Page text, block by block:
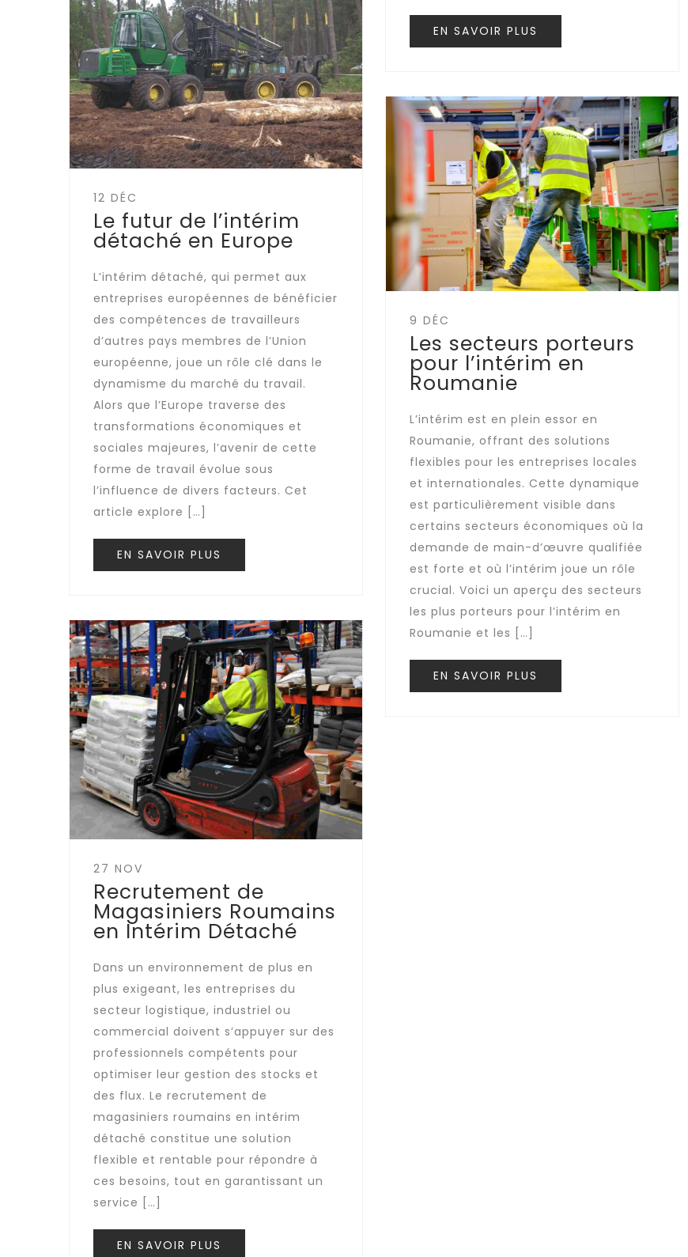
EN SAVOIR PLUS
12 DÉC
Le futur de l’intérim
détaché en Europe
L’intérim détaché, qui permet aux
entreprises européennes de bénéficier
des compétences de travailleurs
d’autres pays membres de l’Union
européenne, joue un rôle clé dans le
dynamisme du marché du travail.
Alors que l’Europe traverse des
transformations économiques et
sociales majeures, l’avenir de cette
forme de travail évolue sous
l’influence de divers facteurs. Cet
article explore […]
EN SAVOIR PLUS
9 DÉC
Les secteurs porteurs
pour l’intérim en
Roumanie
L’intérim est en plein essor en
Roumanie, offrant des solutions
flexibles pour les entreprises locales
et internationales. Cette dynamique
est particulièrement visible dans
certains secteurs économiques où la
demande de main-d’œuvre qualifiée
est forte et où l’intérim joue un rôle
crucial. Voici un aperçu des secteurs
les plus porteurs pour l’intérim en
Roumanie et les […]
EN SAVOIR PLUS
27 NOV
Recrutement de
Magasiniers Roumains
en Intérim Détaché
Dans un environnement de plus en
plus exigeant, les entreprises du
secteur logistique, industriel ou
commercial doivent s’appuyer sur des
professionnels compétents pour
optimiser leur gestion des stocks et
des flux. Le recrutement de
magasiniers roumains en intérim
détaché constitue une solution
flexible et rentable pour répondre à
ces besoins, tout en garantissant un
service […]
EN SAVOIR PLUS